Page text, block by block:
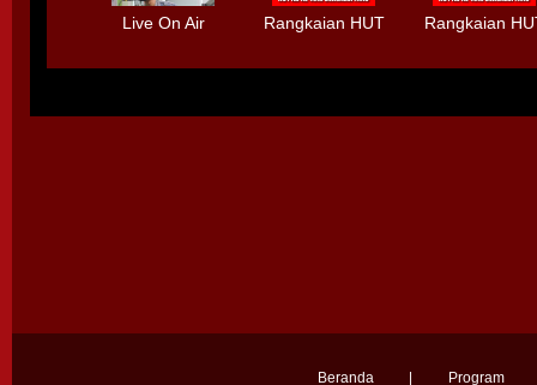
Live On Air
Debut Album -
Rangkaian HUT
46th Bersama
Rangkaian
46th Bersama
Beranda Program